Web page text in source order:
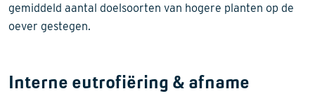
gemiddeld aantal doelsoorten van hogere planten op de
oever gestegen.
Interne eutrofiëring & afname